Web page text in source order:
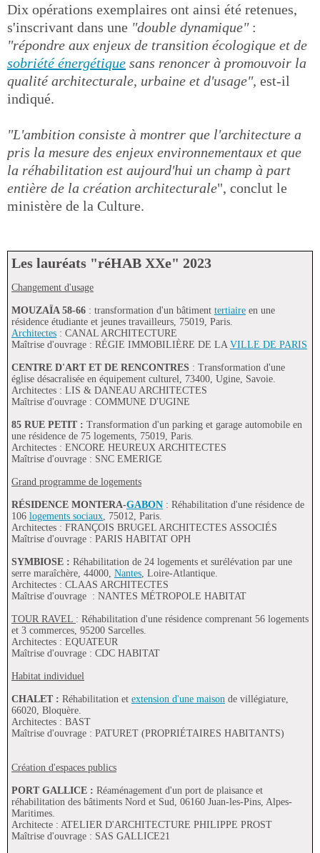
Dix opérations exemplaires ont ainsi été retenues,
s'inscrivant dans une "double dynamique":
"répondre aux enjeux de transition écologique et de
sobriété énergétique sans renoncer à promouvoir la
qualité architecturale, urbaine et d'usage", est-il
indiqué.
"L'ambition consiste à montrer que l'architecture a
pris la mesure des enjeux environnementaux et que
la réhabilitation est aujourd'hui un champ à part
entière de la création architecturale", conclut le
ministère de la Culture.
Les lauréats "réHAB XXe" 2023
Changement d'usage
MOUZAÏA 58-66 : transformation d'un bâtiment tertiaire en une
résidence étudiante et jeunes travailleurs, 75019, Paris.
Architectes : CANAL ARCHITECTURE
Maîtrise d'ouvrage : RÉGIE IMMOBILIÈRE DE LA VILLE DE PARIS
CENTRE D'ART ET DE RENCONTRES : Transformation d'une
église désacralisée en équipement culturel, 73400, Ugine, Savoie.
Architectes : LIS & DANEAU ARCHITECTES
Maîtrise d'ouvrage : COMMUNE D'UGINE
85 RUE PETIT : Transformation d'un parking et garage automobile en
une résidence de 75 logements, 75019, Paris.
Architectes : ENCORE HEUREUX ARCHITECTES
Maîtrise d'ouvrage : SNC EMERIGE
Grand programme de logements
RÉSIDENCE MONTERA-GABON : Réhabilitation d'une résidence de
106 logements sociaux, 75012, Paris.
Architectes : FRANÇOIS BRUGEL ARCHITECTES ASSOCIÉS
Maîtrise d'ouvrage : PARIS HABITAT OPH
SYMBIOSE : Réhabilitation de 24 logements et surélévation par une
serre maraîchère, 44000, Nantes, Loire-Atlantique.
Architectes : CLAAS ARCHITECTES
Maîtrise d'ouvrage : NANTES MÉTROPOLE HABITAT
TOUR RAVEL : Réhabilitation d'une résidence comprenant 56 logements
et 3 commerces, 95200 Sarcelles.
Architectes : EQUATEUR
Maîtrise d'ouvrage : CDC HABITAT
Habitat individuel
CHALET : Réhabilitation et extension d'une maison de villégiature,
66020, Bloquère.
Architectes : BAST
Maîtrise d'ouvrage : PATURET (PROPRIÉTAIRES HABITANTS)
Création d'espaces publics
PORT GALLICE : Réaménagement d'un port de plaisance et
réhabilitation des bâtiments Nord et Sud, 06160 Juan-les-Pins, Alpes-
Maritimes.
Architecte : ATELIER D'ARCHITECTURE PHILIPPE PROST
Maîtrise d'ouvrage : SAS GALLICE21